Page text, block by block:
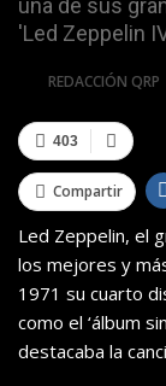
una de sus
'Led Zeppelin
REDACCIÓN QRP
403
Compartir
Led Zeppelin, el
los mejores y
1971 su cuarto
como el ‘álbum
destacaba la